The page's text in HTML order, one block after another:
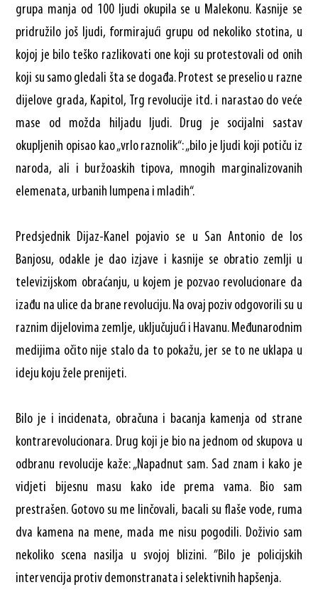
grupa manja od 100 ljudi okupila se u Malekonu. Kasnije se
pridružilo još ljudi, formirajući grupu od nekoliko stotina, u
kojoj je bilo teško razlikovati one koji su protestovali od onih
koji su samo gledali šta se događa. Protest se preselio u razne
dijelove grada, Kapitol, Trg revolucije itd. i narastao do veće
mase od možda hiljadu ljudi. Drug je socijalni sastav
okupljenih opisao kao „vrlo raznolik“: „bilo je ljudi koji potiču iz
naroda, ali i buržoaskih tipova, mnogih marginalizovanih
elemenata, urbanih lumpena i mladih“.
Predsjednik Dijaz-Kanel pojavio se u San Antonio de los
Banjosu, odakle je dao izjave i kasnije se obratio zemlji u
televizijskom obraćanju, u kojem je pozvao revolucionare da
izađu na ulice da brane revoluciju. Na ovaj poziv odgovorili su u
raznim dijelovima zemlje, uključujući i Havanu. Međunarodnim
medijima očito nije stalo da to pokažu, jer se to ne uklapa u
ideju koju žele prenijeti.
Bilo je i incidenata, obračuna i bacanja kamenja od strane
kontrarevolucionara. Drug koji je bio na jednom od skupova u
odbranu revolucije kaže: „Napadnut sam. Sad znam i kako je
vidjeti bijesnu masu kako ide prema vama. Bio sam
prestrašen. Gotovo su me linčovali, bacali su flaše vode, ruma
dva kamena na mene, mada me nisu pogodili. Doživio sam
nekoliko scena nasilja u svojoj blizini. ”Bilo je policijskih
intervencija protiv demonstranata i selektivnih hapšenja.